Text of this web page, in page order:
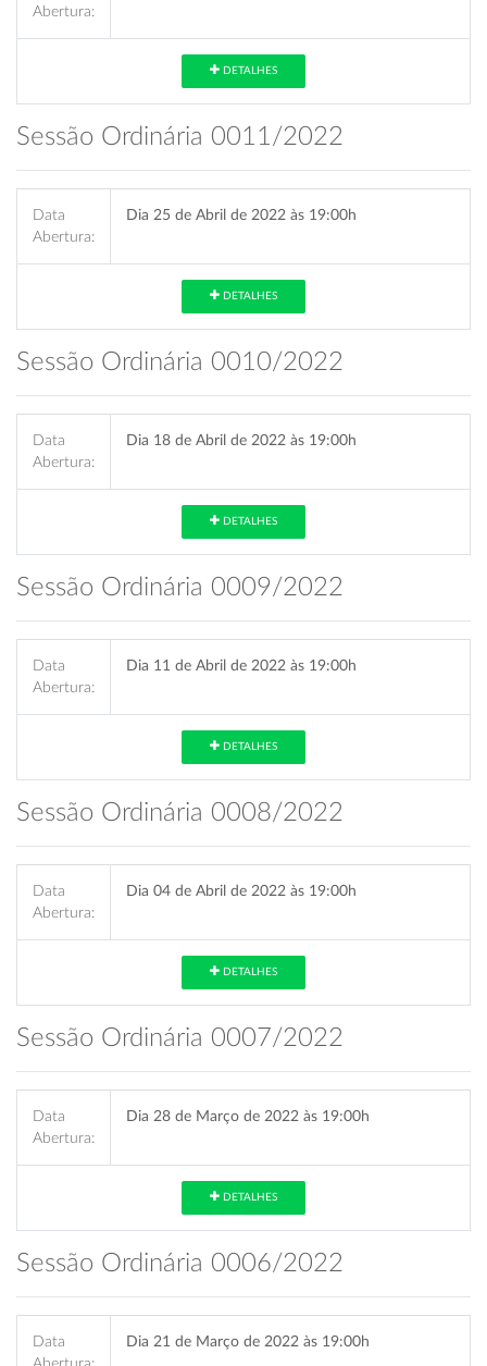
Abertura:
DETALHES
Sessão Ordinária 0011/2022
Data
Abertura:
Dia 25 de Abril de 2022 às 19:00h
DETALHES
Sessão Ordinária 0010/2022
Data
Abertura:
Dia 18 de Abril de 2022 às 19:00h
DETALHES
Sessão Ordinária 0009/2022
Data
Abertura:
Dia 11 de Abril de 2022 às 19:00h
DETALHES
Sessão Ordinária 0008/2022
Data
Abertura:
Dia 04 de Abril de 2022 às 19:00h
DETALHES
Sessão Ordinária 0007/2022
Data
Abertura:
Dia 28 de Março de 2022 às 19:00h
DETALHES
Sessão Ordinária 0006/2022
Data
Dia 21 de Março de 2022 às 19:00h